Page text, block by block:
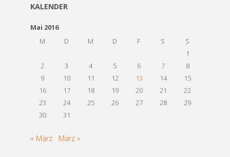
KALENDER
Mai 2016
M
D M D F S
S
1
2
3 4 5 6 7
8
9
10 11 12 13 14
15
16
17 18 19 20 21
22
23
24 25 26 27 28
29
30
31
« März März »